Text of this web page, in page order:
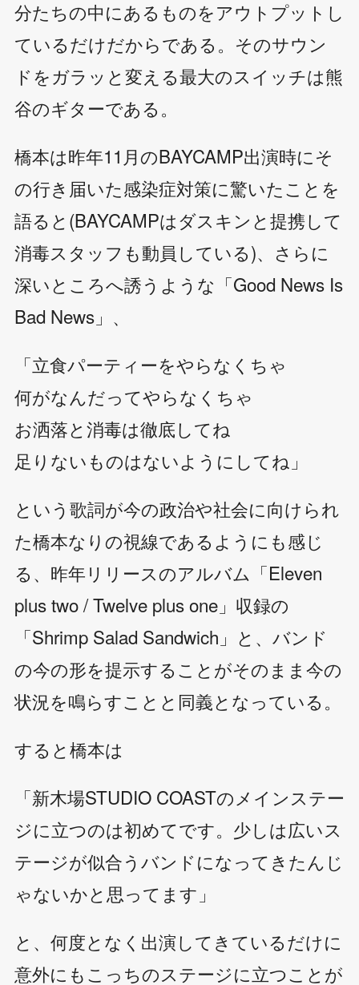
分たちの中にあるものをアウトプットし
ているだけだからである。そのサウン
ドをガラッと変える最大のスイッチは熊
谷のギターである。
橋本は昨年11月のBAYCAMP出演時にそ
の行き届いた感染症対策に驚いたことを
語ると(BAYCAMPはダスキンと提携して
消毒スタッフも動員している)、さらに
深いところへ誘うような「Good News Is
Bad News」、
「立食パーティーをやらなくちゃ
何がなんだってやらなくちゃ
お洒落と消毒は徹底してね
足りないものはないようにしてね」
という歌詞が今の政治や社会に向けられ
た橋本なりの視線であるようにも感じ
る、昨年リリースのアルバム「Eleven
plus two / Twelve plus one」収録の
「Shrimp Salad Sandwich」と、バンド
の今の形を提示することがそのまま今の
状況を鳴らすことと同義となっている。
すると橋本は
「新木場STUDIO COASTのメインステー
ジに立つのは初めてです。少しは広いス
テージが似合うバンドになってきたんじ
ゃないかと思ってます」
と、何度となく出演してきているだけに
意外にもこっちのステージに立つことが